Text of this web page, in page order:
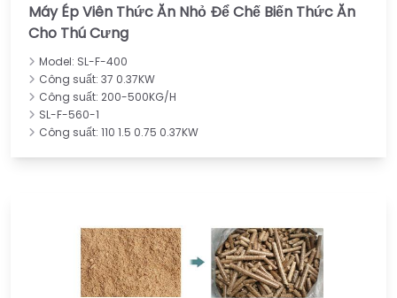
Máy Ép Viên Thức Ăn Nhỏ Để Chế Biến Thức Ăn
Cho Thú Cưng
Model: SL-F-400
Công suất: 37 0.37KW
Công suất: 200-500KG/H
SL-F-560-1
Công suất: 110 1.5 0.75 0.37KW